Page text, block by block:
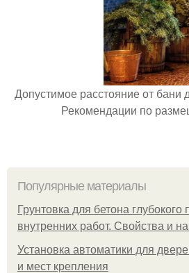
Допустимое расстояние от бани
Рекомендации по
Популярные материалы
Грунтовка для бетона
внутренних работ. Свойства и
Установка автоматики для
и мест крепления